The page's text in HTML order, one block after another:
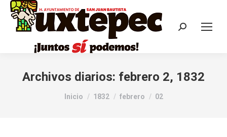
Archivos diarios: febrero 2, 1832
Estás aquí:
Inicio 1832 febrero 02